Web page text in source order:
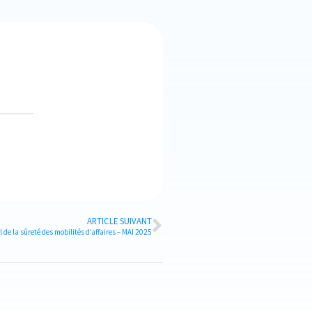
ARTICLE SUIVANT
de la sûreté des mobilités d’affaires – MAI 2025